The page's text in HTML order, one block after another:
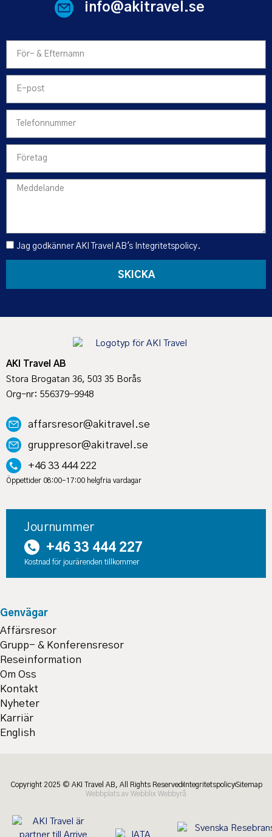
info@akitravel.se
Jag godkänner AKI Travel AB's Integritetspolicy.
SKICKA
AKI Travel AB
Stora Brogatan 36, 503 35 Borås
Org-nr: 556379-9948
affarsresor@akitravel.se
gruppresor@akitravel.se
Journummer
+46 33 444 227
Kostnad för jourärenden tillkommer
+46 33 444 222
Öppettider 08:00-17:00 helgfria vardagar
Genvägar
Affärsresor
Grupp- & Konferensresor
Reseinformation
Om Oss
Kontakt
Nyheter
Karriär
English
Copyright 2025 © AKI Travel AB, All Rights Reserved IntegritetspolicySitemap
Webbplats av Webblix Webbyrå